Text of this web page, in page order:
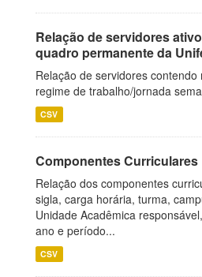
Relação de servidores
quadro permanente da
Relação de servidores
regime de trabalho/jornada
CSV
Componentes Curriculares
Relação dos componentes
sigla, carga horária, turma,
Unidade Acadêmica
ano e período...
CSV